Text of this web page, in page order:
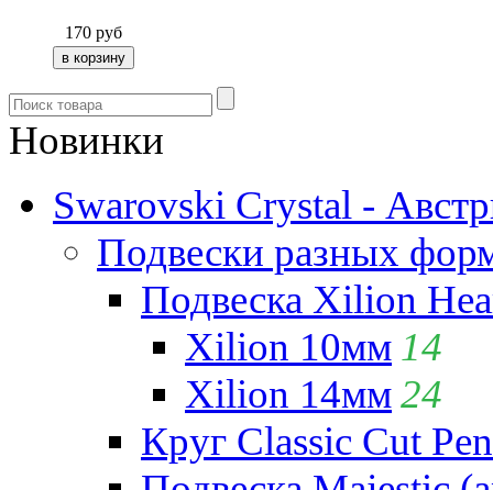
170 руб
Новинки
Swarovski Crystal -
Подвески разных
Подвеска Xilion
Xilion 10мм 14
Xilion 14мм24
Круг Classic Cut